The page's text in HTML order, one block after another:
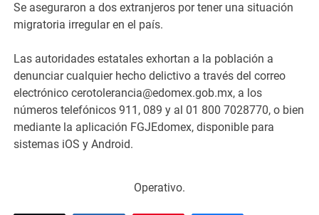
Se aseguraron a dos extranjeros por tener una situación
migratoria irregular en el país.
Las autoridades estatales exhortan a la población a
denunciar cualquier hecho delictivo a través del correo
electrónico cerotolerancia@edomex.gob.mx, a los
números telefónicos 911, 089 y al 01 800 7028770, o bien
mediante la aplicación FGJEdomex, disponible para
sistemas iOS y Android.
Operativo.